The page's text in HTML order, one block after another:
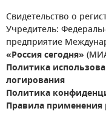
Свидетельство о
Учредитель:
предприятие
«Россия сегодня»
Политика
логирования
Политика
Правила применения